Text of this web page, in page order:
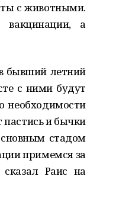
с животными.
а
бывший летний
с ними будут
необходимости
пастись и бычки
стадом
примемся за
Раис на